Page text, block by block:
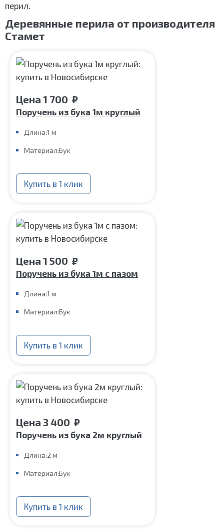
перил.
Деревянные перила от производителя
Стамет
Цена 1 700 ₽
Поручень из бука 1м круглый
Длина:1 м
Материал:Бук
Купить в 1 клик
Цена 1 500 ₽
Поручень из бука 1м с пазом
Длина:1 м
Материал:Бук
Купить в 1 клик
Цена 3 400 ₽
Поручень из бука 2м круглый
Длина:2 м
Материал:Бук
Купить в 1 клик